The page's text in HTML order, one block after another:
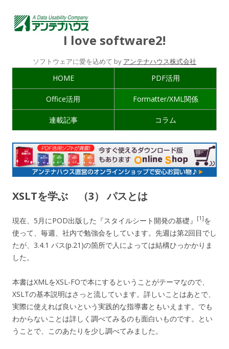
I love software2!
ソフトウェアに愛を込めて by アンテナハウス株式会社
HOME PDF活用
Office活用 Formatter/XML関係
連載記事 コラム
XSLTを学ぶ （3） パスとは
現在、5月にPOD出版した『スタイルシート開発の基礎』 [1]を
使って、毎週、社内で勉強会をしています。先週は第2回目でし
たが、3.4.1 パス(p.21)の箇所で人によっては結構ひっかかりま
した。
本書はXMLをXSL-FOで本にするということがテーマなので、
XSLTの基本説明はさっと流しています。詳しいことはあとで、
実際に使えれば良いという実践的な指導書ともいえます。でも
わからないことは詳しく調べてみるのも面白いものです。とい
うことで、このあたりを少し調べてみました。